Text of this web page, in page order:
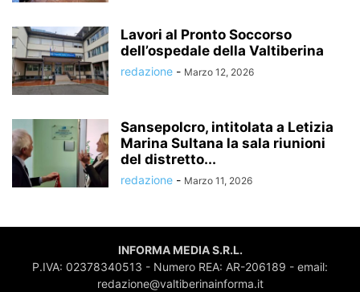
Lavori al Pronto Soccorso
dell’ospedale della Valtiberina
redazione - Marzo 12, 2026
Sansepolcro, intitolata a Letizia
Marina Sultana la sala riunioni
del distretto...
redazione - Marzo 11, 2026
INFORMA MEDIA S.R.L.
P.IVA: 02378340513 - Numero REA: AR-206189 - email:
redazione@valtiberinainforma.it